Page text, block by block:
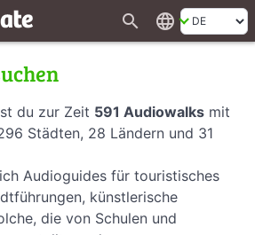
search language
du zur Zeit 591 Audiowalks mit
Städten, 28 Ländern und 31
Audioguides für touristisches
künstlerische
die von Schulen und